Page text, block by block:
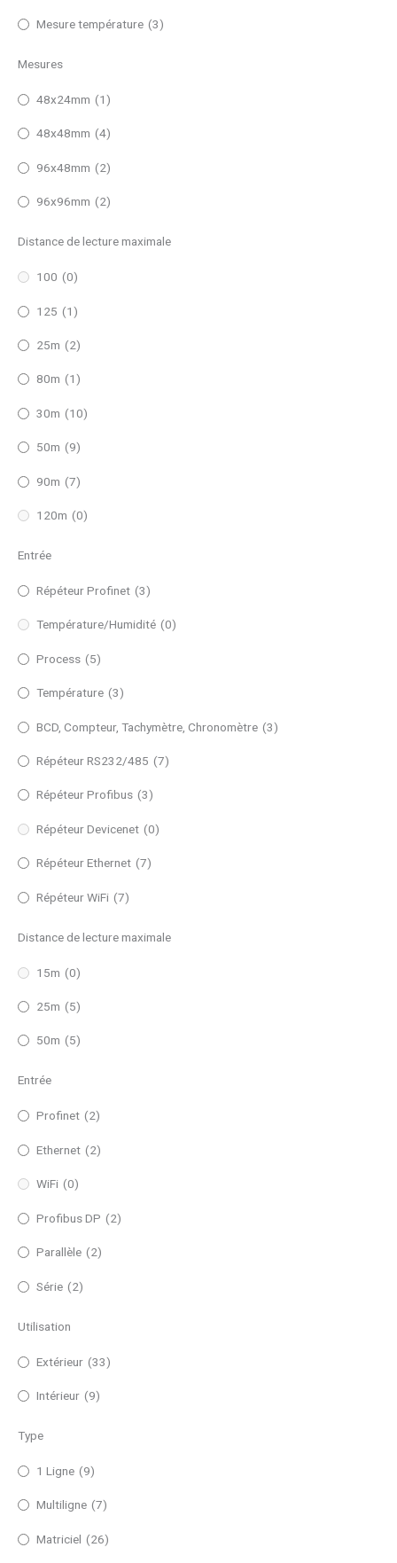
Mesure température (3)
Mesures
48x24mm (1)
48x48mm (4)
96x48mm (2)
96x96mm (2)
Distance de lecture maximale
100 (0)
125 (1)
25m (2)
80m (1)
30m (10)
50m (9)
90m (7)
120m (0)
Entrée
Répéteur Profinet (3)
Température/Humidité (0)
Process (5)
Température (3)
BCD, Compteur, Tachymètre, Chronomètre (3)
Répéteur RS232/485 (7)
Répéteur Profibus (3)
Répéteur Devicenet (0)
Répéteur Ethernet (7)
Répéteur WiFi (7)
Distance de lecture maximale
15m (0)
25m (5)
50m (5)
Entrée
Profinet (2)
Ethernet (2)
WiFi (0)
Profibus DP (2)
Parallèle (2)
Série (2)
Utilisation
Extérieur (33)
Intérieur (9)
Type
1 Ligne (9)
Multiligne (7)
Matriciel (26)